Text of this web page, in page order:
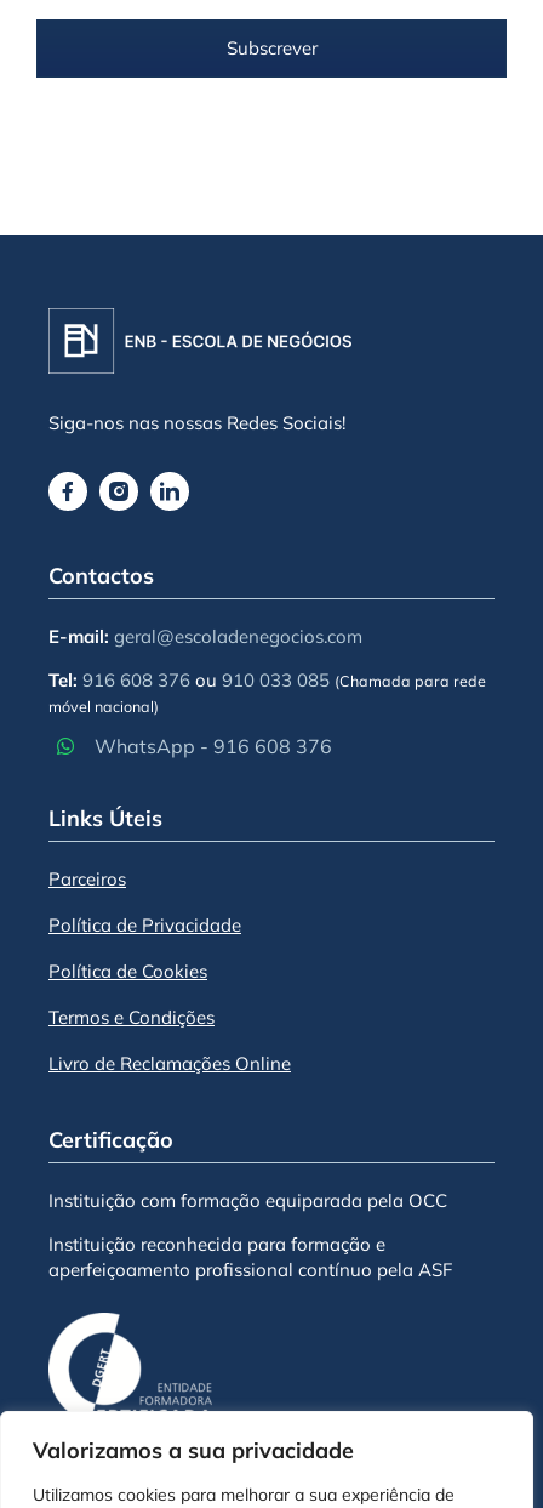
Valorizamos a sua privacidade
Utilizamos cookies para melhorar a sua experiência de
Subscrever
Siga-nos nas nossas Redes Sociais!
Contactos
E-mail: geral@escoladenegocios.com
Tel: 916 608 376ou 910 033 085 (Chamada para rede
móvel nacional)
WhatsApp - 916 608 376
Links Úteis
Parceiros
Política de Privacidade
Política de Cookies
Termos e Condições
Livro de Reclamações Online
Certificação
Instituição com formação equiparada pela OCC
Instituição reconhecida para formação e
aperfeiçoamento profissional contínuo pela ASF